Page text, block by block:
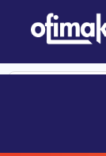
contenido
Search